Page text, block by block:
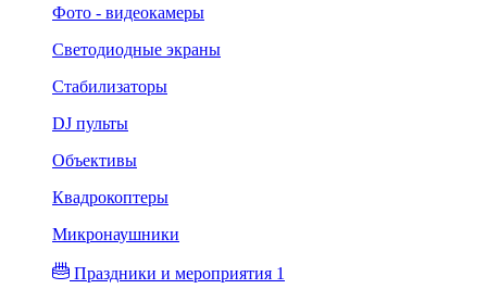
Фото - видеокамеры
Светодиодные экраны
Стабилизаторы
DJ пульты
Объективы
Квадрокоптеры
Микронаушники
Праздники и мероприятия 1